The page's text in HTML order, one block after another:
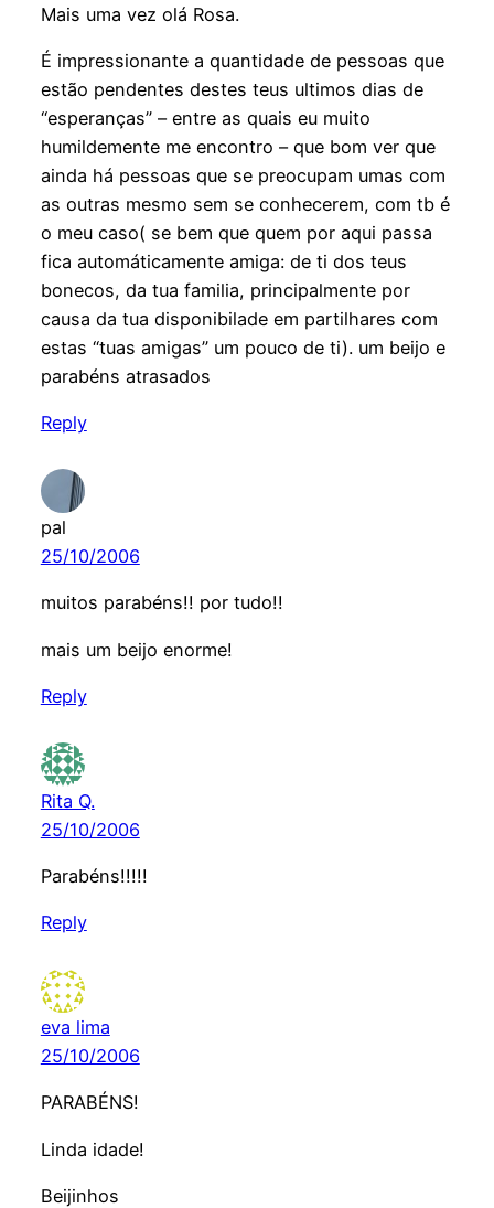
Mais uma vez olá Rosa.
É impressionante a quantidade de pessoas que
estão pendentes destes teus ultimos dias de
“esperanças” – entre as quais eu muito
humildemente me encontro – que bom ver que
ainda há pessoas que se preocupam umas com
as outras mesmo sem se conhecerem, com tb é
o meu caso( se bem que quem por aqui passa
fica automáticamente amiga: de ti dos teus
bonecos, da tua familia, principalmente por
causa da tua disponibilade em partilhares com
estas “tuas amigas” um pouco de ti). um beijo e
parabéns atrasados
Reply
pal
25/10/2006
muitos parabéns!! por tudo!!
mais um beijo enorme!
Reply
Rita Q.
25/10/2006
Parabéns!!!!!
Reply
eva lima
25/10/2006
PARABÉNS!
Linda idade!
Beijinhos